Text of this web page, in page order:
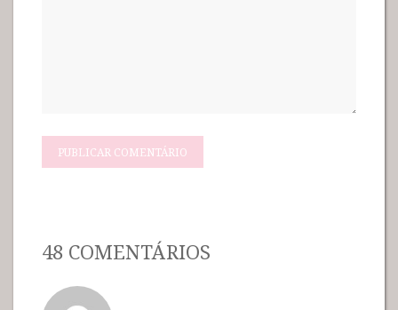
48 COMENTÁRIOS